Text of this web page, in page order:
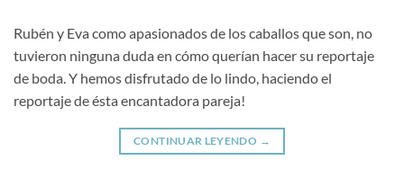
Rubén y Eva como apasionados de los caballos que son, no
tuvieron ninguna duda en cómo querían hacer su reportaje
de boda. Y hemos disfrutado de lo lindo, haciendo el
reportaje de ésta encantadora pareja!
CONTINUAR LEYENDO →